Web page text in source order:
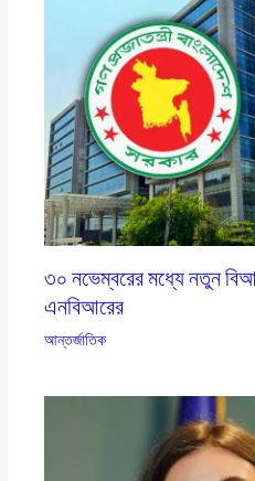
৩০ নভেম্বরের মধ্যে নতুন
এনবিআরের
আন্তর্জাতিক